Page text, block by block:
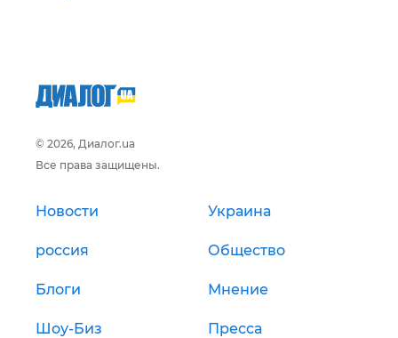
© 2026, Диалог.ua
Все права защищены.
Новости Украина
россия Общество
Блоги Мнение
Шоу-Биз Пресса